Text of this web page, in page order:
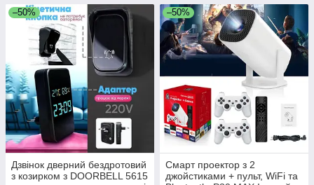
–50%
Дзвінок дверний бездротовий
з козирком з DOORBELL 5615
–50%
Смарт проектор з 2
джойстиками + пульт, WiFi та